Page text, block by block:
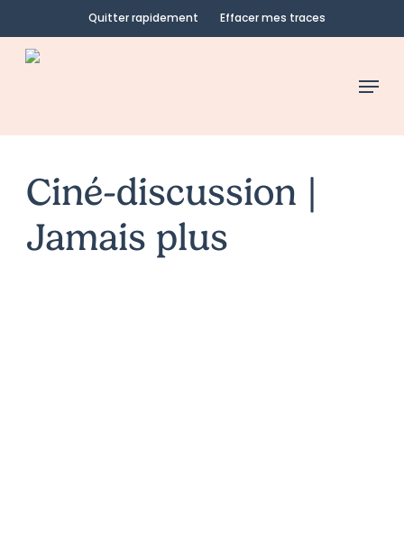
to
main
Quitter rapidement Effacer mes traces
Menu
Ciné-discussion |
Jamais plus